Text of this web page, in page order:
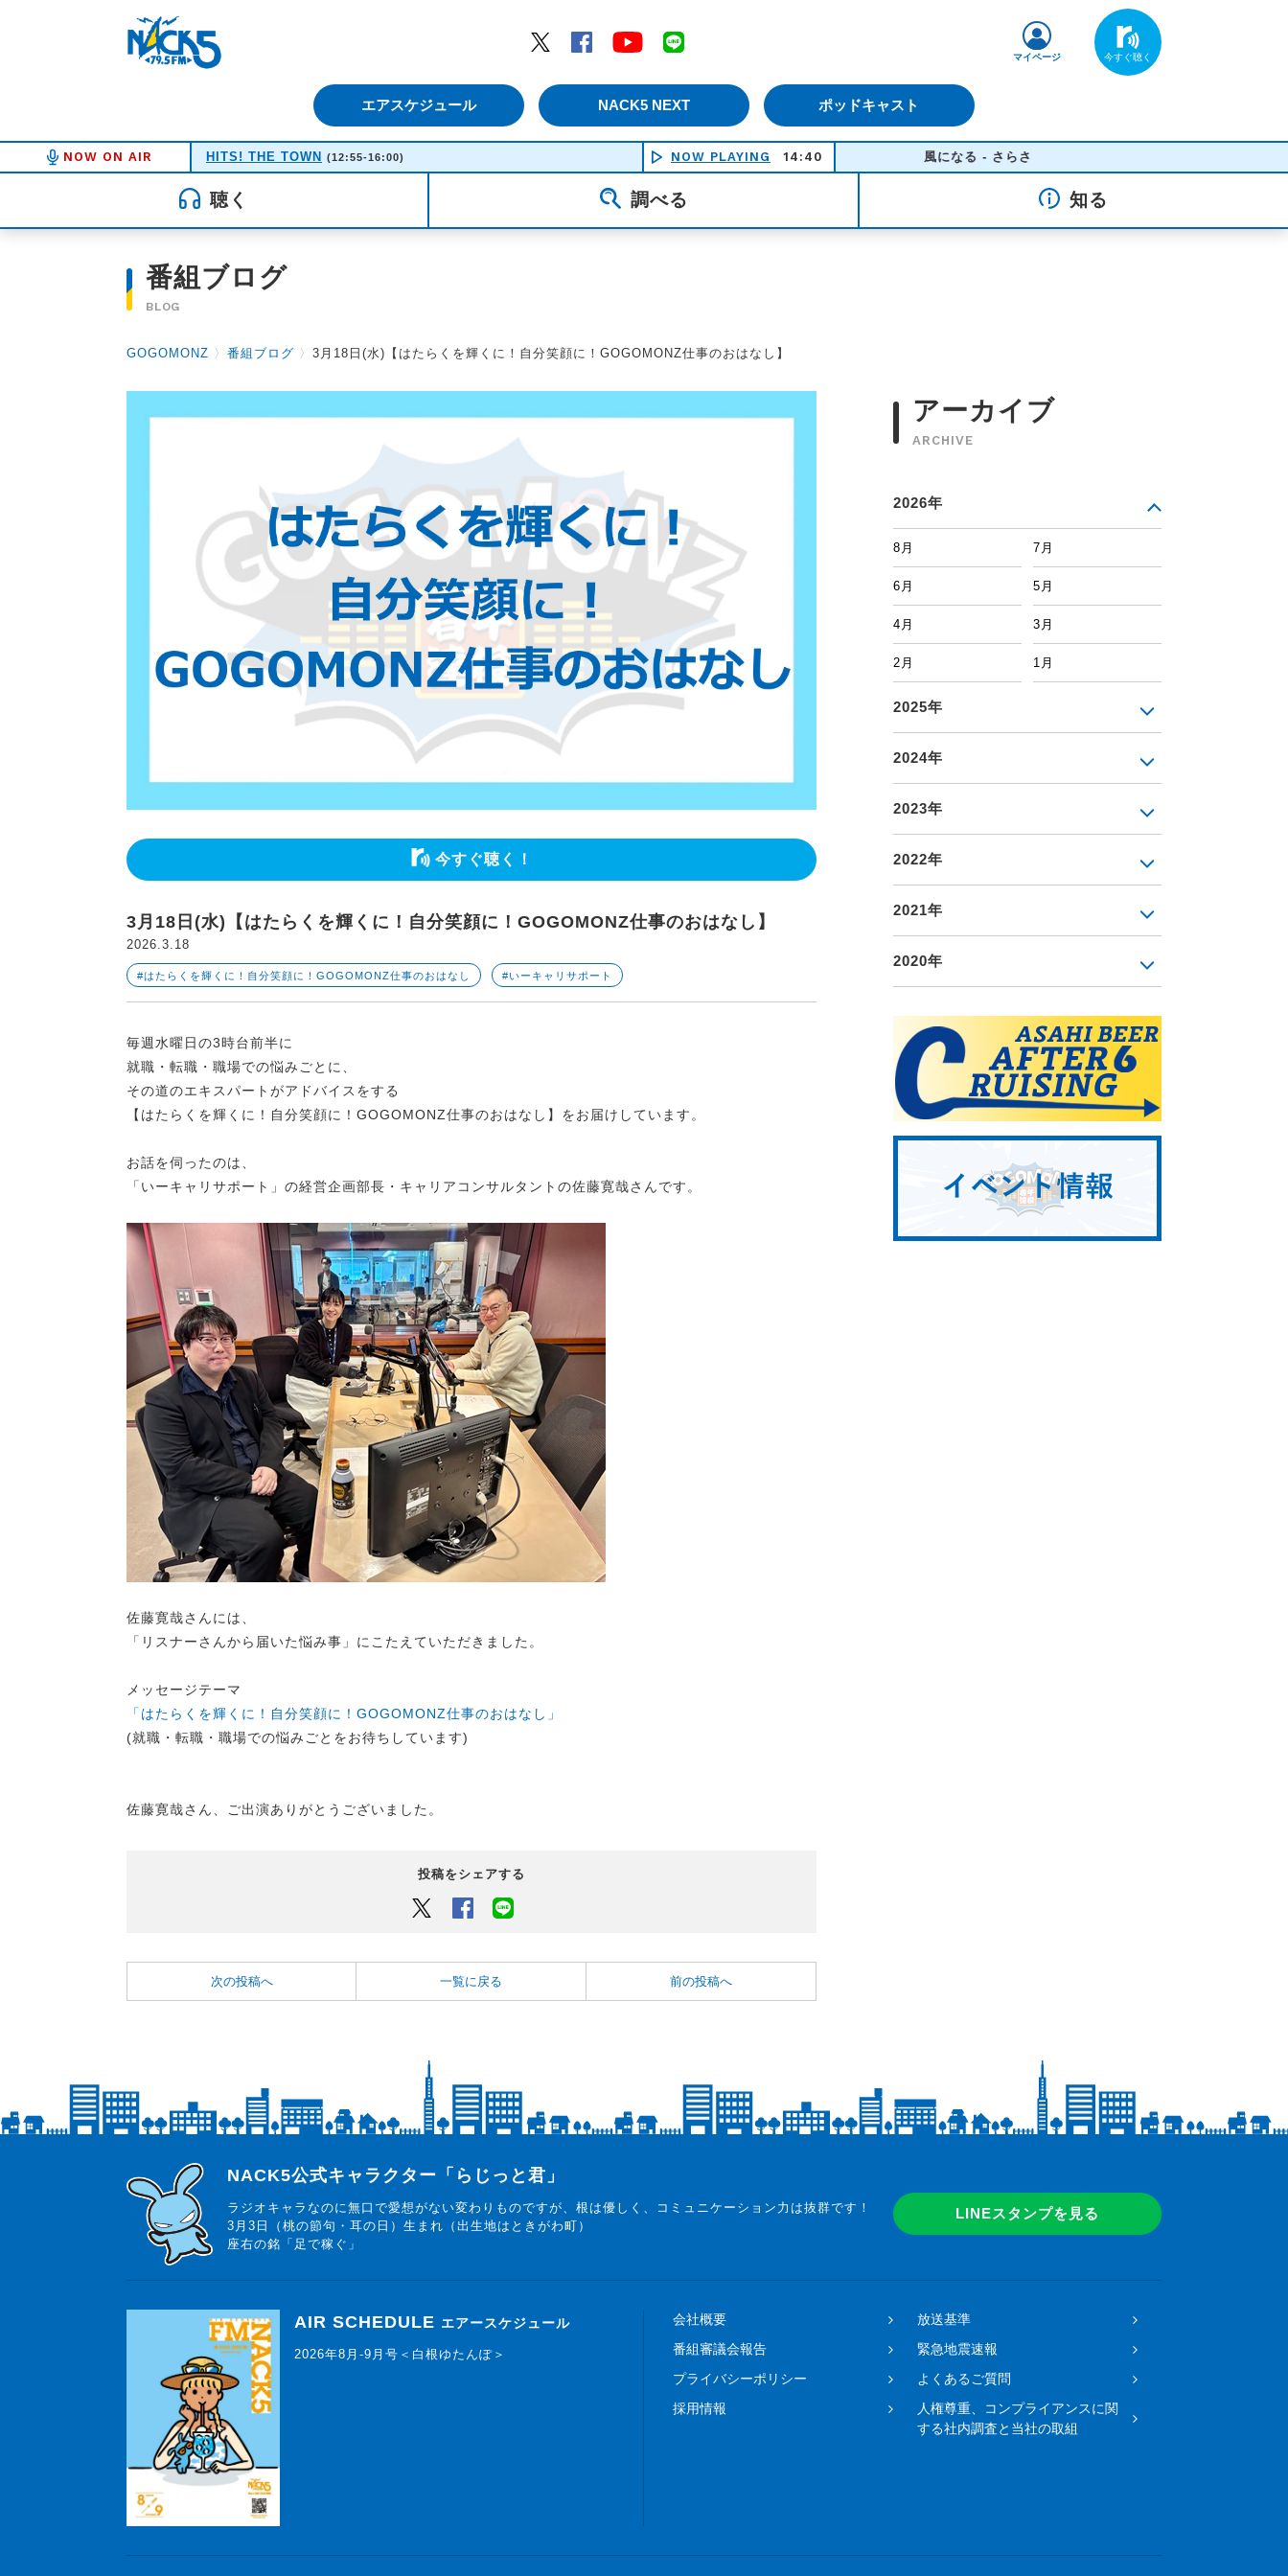
Twitter
Facebook YouTube
エアスケジュール NACK5 NEXT ポッドキャスト
マイページ
NOW ON AIR HITS! THE TOWN (12:55-16:00) NOW PLAYING 14:40 風になる - さらさ
聴く 調べる 知る
番組ブログ
BLOG
GOGOMONZ 〉 番組ブログ 〉 3月18日(水)【はたらくを輝くに！自分笑顔に！GOGOMONZ仕事のおはなし】
今すぐ聴く！
3月18日(水)【はたらくを輝くに！自分笑顔に！GOGOMONZ仕事のおはなし】
2026.3.18
#はたらくを輝くに！自分笑顔に！GOGOMONZ仕事のおはなし #いーキャリサポート
毎週水曜日の3時台前半に
就職・転職・職場での悩みごとに、
その道のエキスパートがアドバイスをする
【はたらくを輝くに！自分笑顔に！GOGOMONZ仕事のおはなし】をお届けしています。
お話を伺ったのは、
「いーキャリサポート」の経営企画部長・キャリアコンサルタントの佐藤寛哉さんです。
佐藤寛哉さんには、
「リスナーさんから届いた悩み事」にこたえていただきました。
メッセージテーマ
「はたらくを輝くに！自分笑顔に！GOGOMONZ仕事のおはなし」
(就職・転職・職場での悩みごとをお待ちしています)
佐藤寛哉さん、ご出演ありがとうございました。
投稿をシェアする
Twitter Facebook
次の投稿へ 一覧に戻る 前の投稿へ
アーカイブ
ARCHIVE
2026年
8月 7月
6月 5月
4月 3月
2月 1月
2025年
2024年
2023年
2022年
2021年
2020年
らじっと君
NACK5公式キャラクター「らじっと君」
ラジオキャラなのに無口で愛想がない変わりものですが、根は優しく、コミュニケーション力は抜群です！
3月3日（桃の節句・耳の日）生まれ（出生地はときがわ町）
座右の銘「足で稼ぐ」
LINEスタンプを見る
AIR SCHEDULE エアースケジュール
2026年8月-9月号＜白根ゆたんぽ＞
会社概要
放送基準
番組審議会報告
緊急地震速報
プライバシーポリシー
よくあるご質問
採用情報
人権尊重、コンプライアンスに関
する社内調査と当社の取組